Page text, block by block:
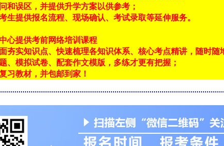
和误区，并提供升学方案以供参考；
生提供报名流程、现场确认、考试录取等延伸服务。
心提供考前网络培训课程
夯实知识点、快速梳理各知识体系、核心考点精讲，随时随
、模拟试卷、配套作文模版，多练才更有把握；
习教材，并包邮到家！